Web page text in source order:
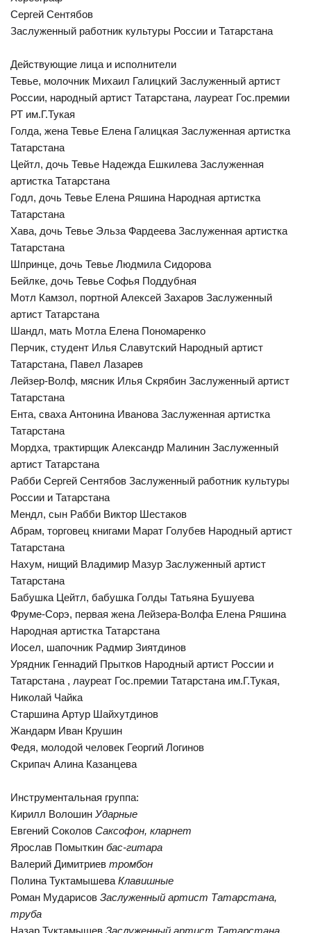
Сергей Сентябов
Заслуженный работник культуры России и Татарстана
Действующие лица и исполнители
Тевье, молочник Михаил Галицкий Заслуженный артист
России, народный артист Татарстана, лауреат Гос.премии
РТ им.Г.Тукая
Голда, жена Тевье Елена Галицкая Заслуженная артистка
Татарстана
Цейтл, дочь Тевье Надежда Ешкилева Заслуженная
артистка Татарстана
Годл, дочь Тевье Елена Ряшина Народная артистка
Татарстана
Хава, дочь Тевье Эльза Фардеева Заслуженная артистка
Татарстана
Шпринце, дочь Тевье Людмила Сидорова
Бейлке, дочь Тевье Софья Поддубная
Мотл Камзол, портной Алексей Захаров Заслуженный
артист Татарстана
Шандл, мать Мотла Елена Пономаренко
Перчик, студент Илья Славутский Народный артист
Татарстана, Павел Лазарев
Лейзер-Волф, мясник Илья Скрябин Заслуженный артист
Татарстана
Ента, сваха Антонина Иванова Заслуженная артистка
Татарстана
Мордха, трактирщик Александр Малинин Заслуженный
артист Татарстана
Рабби Сергей Сентябов Заслуженный работник культуры
России и Татарстана
Мендл, сын Рабби Виктор Шестаков
Абрам, торговец книгами Марат Голубев Народный артист
Татарстана
Нахум, нищий Владимир Мазур Заслуженный артист
Татарстана
Бабушка Цейтл, бабушка Голды Татьяна Бушуева
Фруме-Сорэ, первая жена Лейзера-Волфа Елена Ряшина
Народная артистка Татарстана
Иосел, шапочник Радмир Зиятдинов
Урядник Геннадий Прытков Народный артист России и
Татарстана , лауреат Гос.премии Татарстана им.Г.Тукая,
Николай Чайка
Старшина Артур Шайхутдинов
Жандарм Иван Крушин
Федя, молодой человек Георгий Логинов
Скрипач Алина Казанцева
Инструментальная группа:
Кирилл Волошин Ударные
Евгений Соколов Саксофон, кларнет
Ярослав Помыткин бас-гитара
Валерий Димитриев тромбон
Полина Туктамышева Клавишные
Роман Мударисов Заслуженный артист Татарстана,
труба
Назар Туктамышев Заслуженный артист Татарстана,